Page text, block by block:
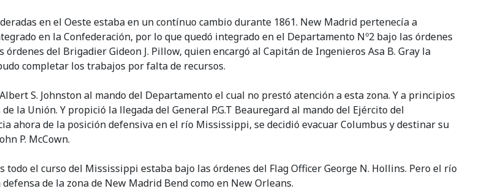
en el Oeste estaba en un contínuo cambio durante 1861. New Madrid pertenecía a
en la Confederación, por lo que quedó integrado en el Departamento Nº2 bajo las órdenes
del Brigadier Gideon J. Pillow, quien encargó al Capitán de Ingenieros Asa B. Gray la
completar los trabajos por falta de recursos.
S. Johnston al mando del Departamento el cual no prestó atención a esta zona. Y a principios
la Unión. Y propició la llegada del General P.G.T Beauregard al mando del Ejército del
ahora de la posición defensiva en el río Mississippi, se decidió evacuar Columbus y destinar su
P. McCown.
todo el curso del Mississippi estaba bajo las órdenes del Flag Officer George N. Hollins. Pero el río
de la zona de New Madrid Bend como en New Orleans.